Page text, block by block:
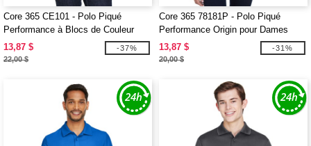
Core 365 CE101 - Polo Piqué
Performance à Blocs de Couleur
pour Hommes
13,87 $
22,00 $
-37%
Core 365 78181P - Polo Piqué
Performance Origin pour Dames
avec Poche
13,87 $
20,00 $
-31%